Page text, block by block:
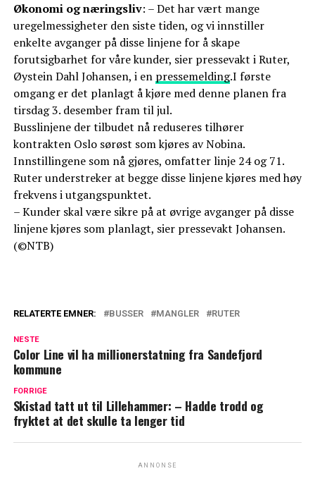
Økonomi og næringsliv: – Det har vært mange
uregelmessigheter den siste tiden, og vi innstiller
enkelte avganger på disse linjene for å skape
forutsigbarhet for våre kunder, sier pressevakt i Ruter,
Øystein Dahl Johansen, i en pressemelding.I første
omgang er det planlagt å kjøre med denne planen fra
tirsdag 3. desember fram til jul.
Busslinjene der tilbudet nå reduseres tilhører
kontrakten Oslo sørøst som kjøres av Nobina.
Innstillingene som nå gjøres, omfatter linje 24 og 71.
Ruter understreker at begge disse linjene kjøres med høy
frekvens i utgangspunktet.
– Kunder skal være sikre på at øvrige avganger på disse
linjene kjøres som planlagt, sier pressevakt Johansen.
(©NTB)
RELATERTE EMNER: BUSSER MANGLER RUTER
NESTE
Color Line vil ha millionerstatning fra Sandefjord
kommune
FORRIGE
Skistad tatt ut til Lillehammer: – Hadde trodd og
fryktet at det skulle ta lenger tid
ANNONSE